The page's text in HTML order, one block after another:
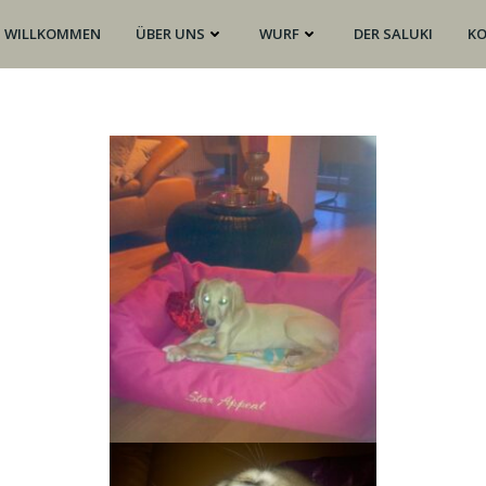
WILLKOMMEN ÜBER UNS WURF DER SALUKI